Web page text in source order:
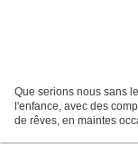
Que serions nous sans
l'enfance, avec des
de rêves, en maintes